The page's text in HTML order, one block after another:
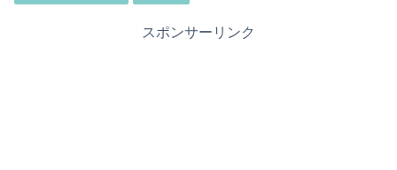
スポンサーリンク